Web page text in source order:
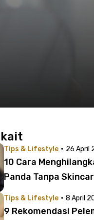
Tips & Lifestyle · 26 April
10 Cara
Panda Tanpa
Tips & Lifestyle · 8 April
9 Rekomendasi